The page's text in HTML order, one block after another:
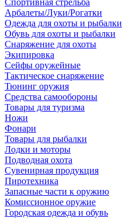
Спортивная стрельба
Арбалеты/Луки/Рогатки
Одежда для охоты и рыбалки
Обувь для охоты и рыбалки
Снаряжение для охоты
Экипировка
Сейфы оружейные
Тактическое снаряжение
Тюнинг оружия
Средства самообороны
Товары для туризма
Ножи
Фонари
Товары для рыбалки
Лодки и моторы
Подводная охота
Сувенирная продукция
Пиротехника
Запасные части к оружию
Комиссионное оружие
Городская одежда и обувь